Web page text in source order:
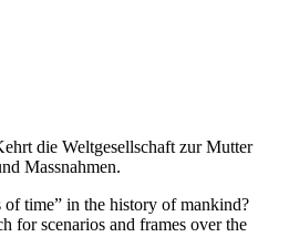
die Weltgesellschaft zur Mutter
Massnahmen.
time” in the history of mankind?
for scenarios and frames over the